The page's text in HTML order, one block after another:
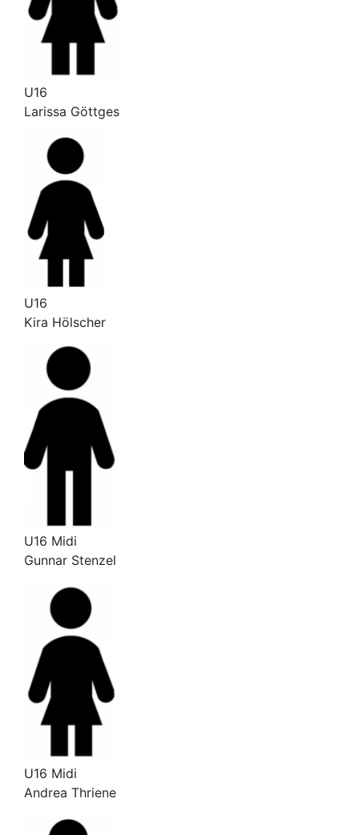
U16
Larissa Göttges
U16
Kira Hölscher
U16 Midi
Gunnar Stenzel
U16 Midi
Andrea Thriene